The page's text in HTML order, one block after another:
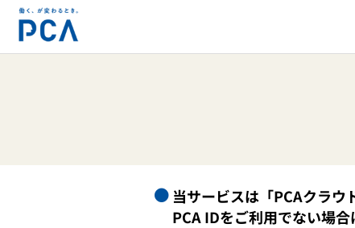
当サービスは「PCAクラウ
PCA IDをご利用でない場